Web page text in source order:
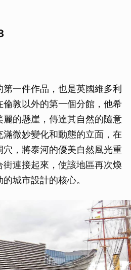
一件作品，也是英國維多利
敦以外的第一個分館，他希
的懸崖，傳達其自然的隨意
微妙變化和動態的立面，在
，將泰河的優美自然風光重
連接起來，使該地區再次煥
城市設計的核心。